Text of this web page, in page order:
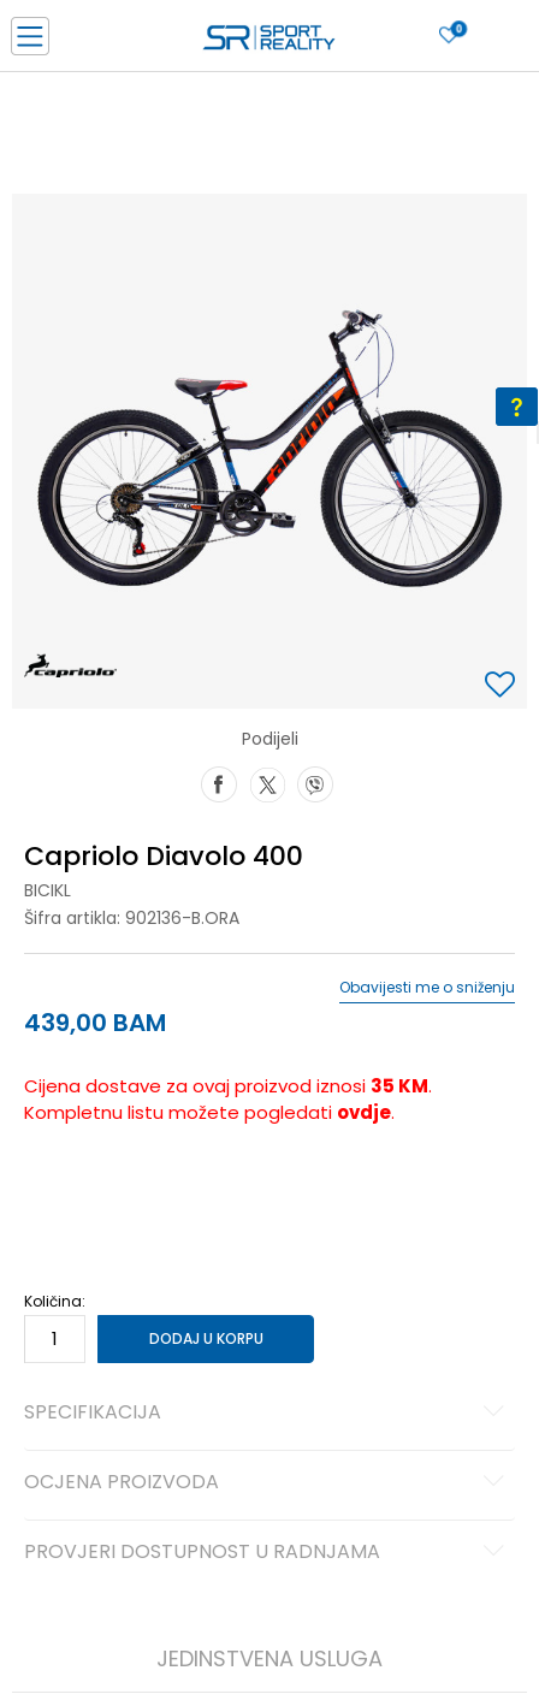
0
Podijeli
Capriolo Diavolo 400
BICIKL
Šifra artikla: 902136-B.ORA
439,00 BAM
Obavijesti me o sniženju
Cijena dostave za ovaj proizvod iznosi 35 KM.
Kompletnu listu možete pogledati ovdje.
Količina:
DODAJ U KORPU
SPECIFIKACIJA
OCJENA PROIZVODA
PROVJERI DOSTUPNOST U RADNJAMA
JEDINSTVENA USLUGA